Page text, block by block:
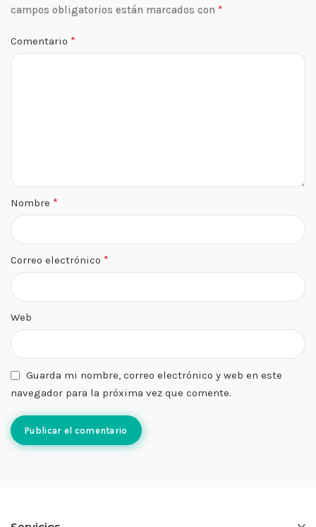
campos obligatorios están marcados con *
Comentario *
Nombre *
Correo electrónico *
Web
Guarda mi nombre, correo electrónico y web en este
navegador para la próxima vez que comente.